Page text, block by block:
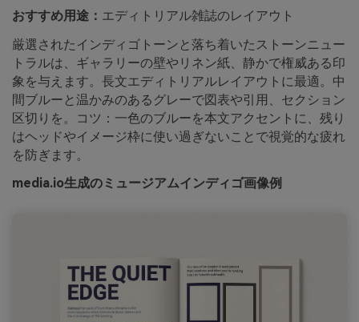
おすすめ用途： エディトリアル雑誌のレイアウト
厳選されたインディゴトーンと落ち着いたストーンニュー
トラルは、ギャラリーの壁やリネン紙、静かで権威ある印
象を与えます。長文エディトリアルレイアウトに最適。中
間ブルーと温かみのあるグレーで図表や引用、セクション
区切りを。コツ：一色のブルーを本文アクセントに、残り
はヘッドやイメージ枠に使い過ぎないことで視覚的な疲れ
を防ぎます。
media.io生成のミュージアムインディゴ画像例